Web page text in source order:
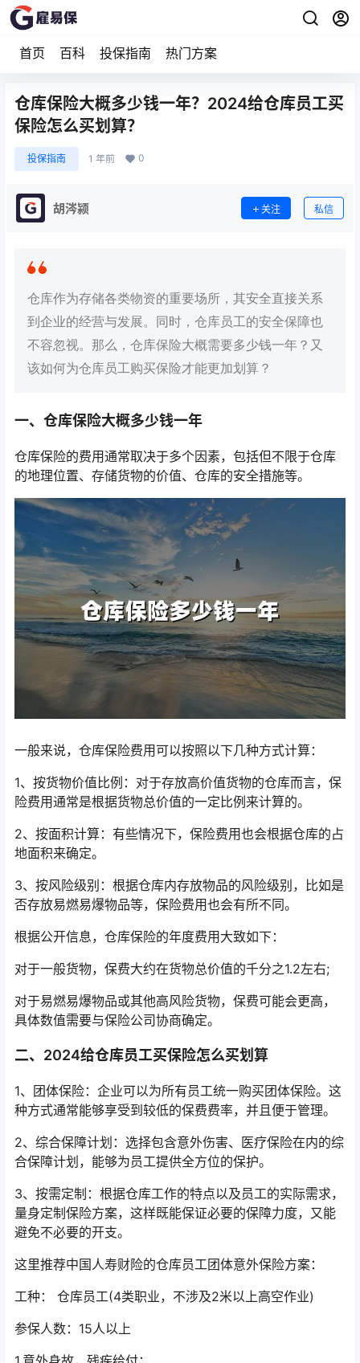
首页 百科 投保指南 热门方案
仓库保险大概多少钱一年？2024给仓库员工买
保险怎么买划算？
投保指南 1 年前 0
胡涔颍 关注 私信
仓库作为存储各类物资的重要场所，其安全直接关系
到企业的经营与发展。同时，仓库员工的安全保障也
不容忽视。那么，仓库保险大概需要多少钱一年？又
该如何为仓库员工购买保险才能更加划算？
一、仓库保险大概多少钱一年
仓库保险的费用通常取决于多个因素，包括但不限于仓库
的地理位置、存储货物的价值、仓库的安全措施等。
一般来说，仓库保险费用可以按照以下几种方式计算：
1、按货物价值比例：对于存放高价值货物的仓库而言，保
险费用通常是根据货物总价值的一定比例来计算的。
2、按面积计算：有些情况下，保险费用也会根据仓库的占
地面积来确定。
3、按风险级别：根据仓库内存放物品的风险级别，比如是
否存放易燃易爆物品等，保险费用也会有所不同。
根据公开信息，仓库保险的年度费用大致如下：
对于一般货物，保费大约在货物总价值的千分之1.2左右;
对于易燃易爆物品或其他高风险货物，保费可能会更高，
具体数值需要与保险公司协商确定。
二、2024给仓库员工买保险怎么买划算
1、团体保险：企业可以为所有员工统一购买团体保险。这
种方式通常能够享受到较低的保费费率，并且便于管理。
2、综合保障计划：选择包含意外伤害、医疗保险在内的综
合保障计划，能够为员工提供全方位的保护。
3、按需定制：根据仓库工作的特点以及员工的实际需求，
量身定制保险方案，这样既能保证必要的保障力度，又能
避免不必要的开支。
这里推荐中国人寿财险的仓库员工团体意外保险方案：
工种： 仓库员工(4类职业，不涉及2米以上高空作业)
参保人数：15人以上